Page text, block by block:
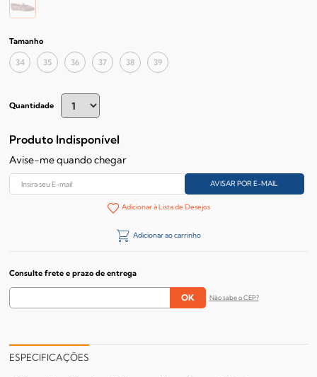
Tamanho
34 35 36 37 38 39
Quantidade
Produto Indisponível
Avise-me quando chegar
Adicionar à Lista de Desejos
Adicionar ao carrinho
Consulte frete e prazo de entrega
Não sabe o CEP?
ESPECIFICAÇÕES